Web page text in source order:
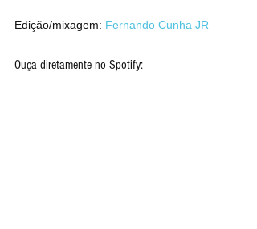
Edição/mixagem: Fernando Cunha JR
Ouça diretamente no Spotify: